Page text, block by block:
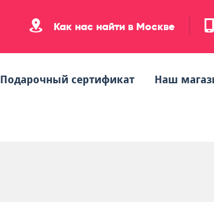
Как нас найти в Москве
Подарочный сертификат Наш